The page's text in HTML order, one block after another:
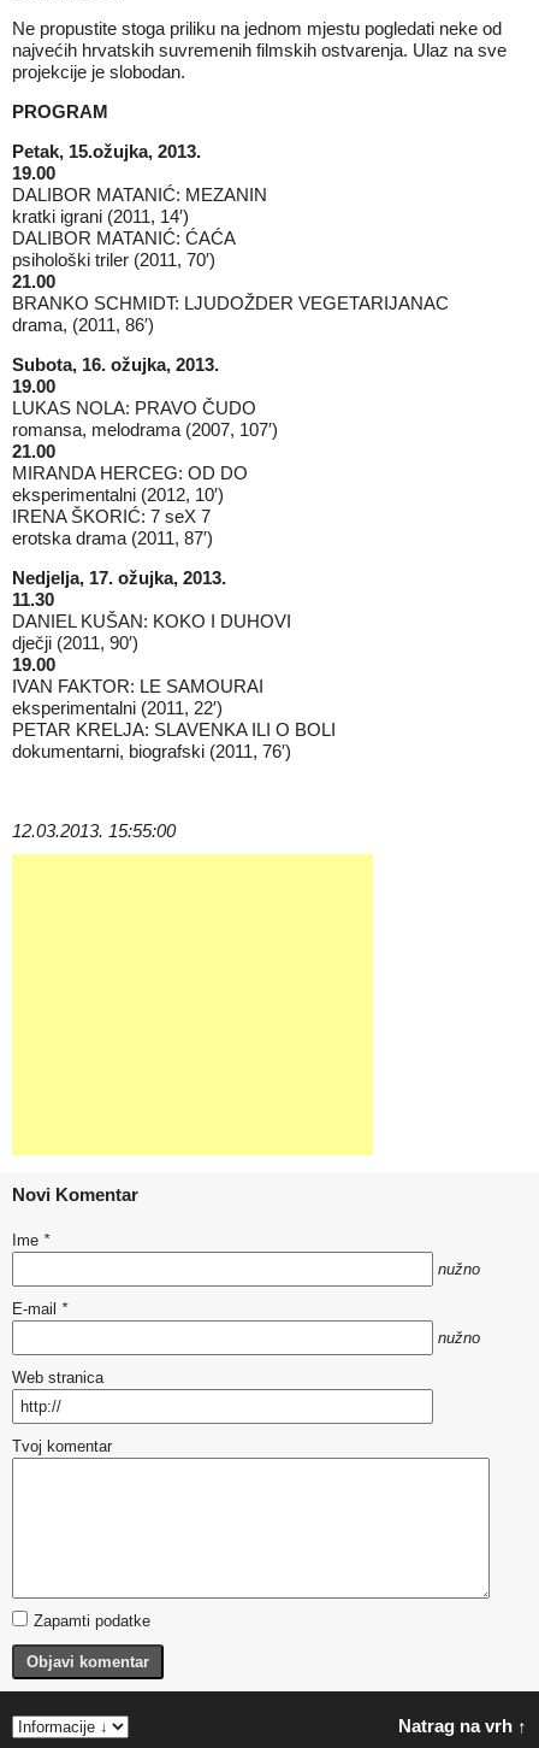
Ne propustite stoga priliku na jednom mjestu pogledati neke od
najvećih hrvatskih suvremenih filmskih ostvarenja. Ulaz na sve
projekcije je slobodan.
PROGRAM
Petak, 15.ožujka, 2013.
19.00
DALIBOR MATANIĆ: MEZANIN
kratki igrani (2011, 14′)
DALIBOR MATANIĆ: ĆAĆA
psihološki triler (2011, 70′)
21.00
BRANKO SCHMIDT: LJUDOŽDER VEGETARIJANAC
drama, (2011, 86′)
Subota, 16. ožujka, 2013.
19.00
LUKAS NOLA: PRAVO ČUDO
romansa, melodrama (2007, 107′)
21.00
MIRANDA HERCEG: OD DO
eksperimentalni (2012, 10′)
IRENA ŠKORIĆ: 7 seX 7
erotska drama (2011, 87′)
Nedjelja, 17. ožujka, 2013.
11.30
DANIEL KUŠAN: KOKO I DUHOVI
dječji (2011, 90′)
19.00
IVAN FAKTOR: LE SAMOURAI
eksperimentalni (2011, 22′)
PETAR KRELJA: SLAVENKA ILI O BOLI
dokumentarni, biografski (2011, 76′)
12.03.2013. 15:55:00
Novi Komentar
Ime *
nužno
E-mail *
nužno
Web stranica
Tvoj komentar
Zapamti podatke
Objavi komentar
Natrag na vrh ↑